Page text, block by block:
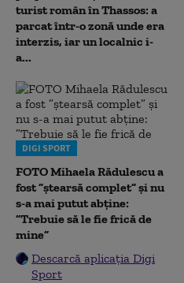
turist român în Thassos: a
parcat într-o zonă unde era
interzis, iar un localnic i-
a...
DIGI SPORT
FOTO Mihaela Rădulescu a
fost ”ștearsă complet” și nu
s-a mai putut abține:
”Trebuie să le fie frică de
mine”
Descarcă aplicația Digi
Sport